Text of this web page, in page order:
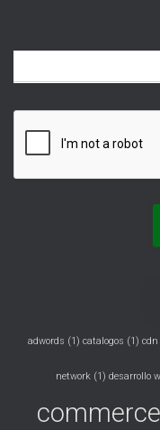
adwords (1) catalogos (1) cdn
network(1) desarrollo
commerce